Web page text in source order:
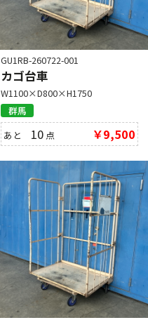
GU1RB-260722-001
カゴ台車
W1100×D800×H1750
群馬
あと 10 点 ￥9,500